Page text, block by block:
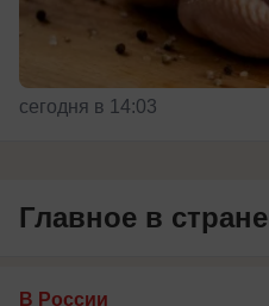
сегодня в 14:03
Главное в стране
В России